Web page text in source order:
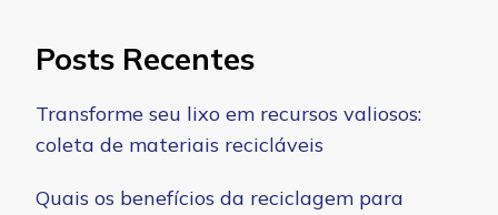
Posts Recentes
Transforme seu lixo em recursos valiosos:
coleta de materiais recicláveis
Quais os benefícios da reciclagem para